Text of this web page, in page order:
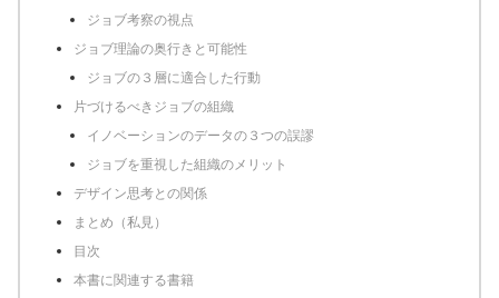
ジョブ考察の視点
ジョブ理論の奥行きと可能性
ジョブの３層に適合した行動
片づけるべきジョブの組織
イノベーションのデータの３つの誤謬
ジョブを重視した組織のメリット
デザイン思考との関係
まとめ（私見）
目次
本書に関連する書籍